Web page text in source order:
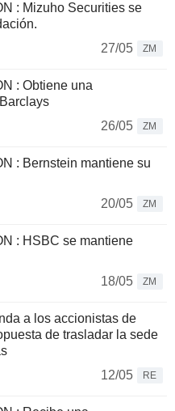
: Mizuho Securities se
27/05
ZM
: Obtiene una
26/05
ZM
: Bernstein mantiene su
20/05
ZM
: HSBC se mantiene
18/05
ZM
a los accionistas de
de trasladar la sede
12/05
RE